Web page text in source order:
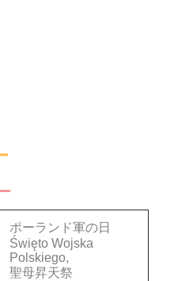
ポーランド軍の日
Święto Wojska
Polskiego,
聖母昇天祭